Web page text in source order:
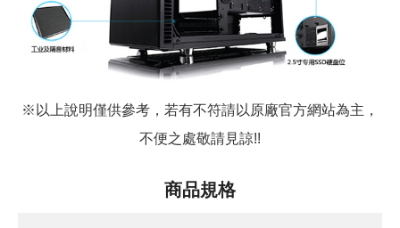
※以上說明僅供參考，若有不符請以原廠官方網站為主，
不便之處敬請見諒!!
商品規格